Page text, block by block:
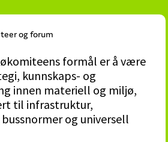
og forum
formål er å være
kunnskaps- og
innen materiell og miljø,
til infrastruktur,
og universell